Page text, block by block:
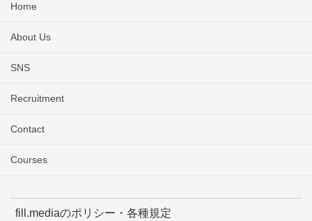
Home
About Us
SNS
Recruitment
Contact
Courses
fill.mediaのポリシー・各種規定